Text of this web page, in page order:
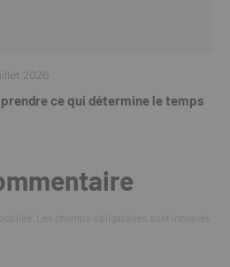
2026
ce qui détermine le temps